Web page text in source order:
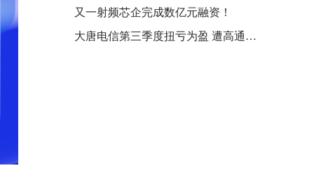
又一射频芯企完成数亿元融资！
大唐电信第三季度扭亏为盈 遭高通索赔1.2亿元